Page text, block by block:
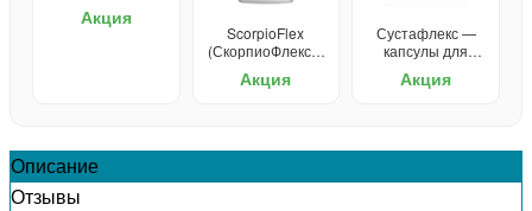
Акция
ScorpioFlex
(СкорпиоФлекс) -
суставов
Акция
Сустафлекс —
капсулы для
Акция
Описание
Отзывы